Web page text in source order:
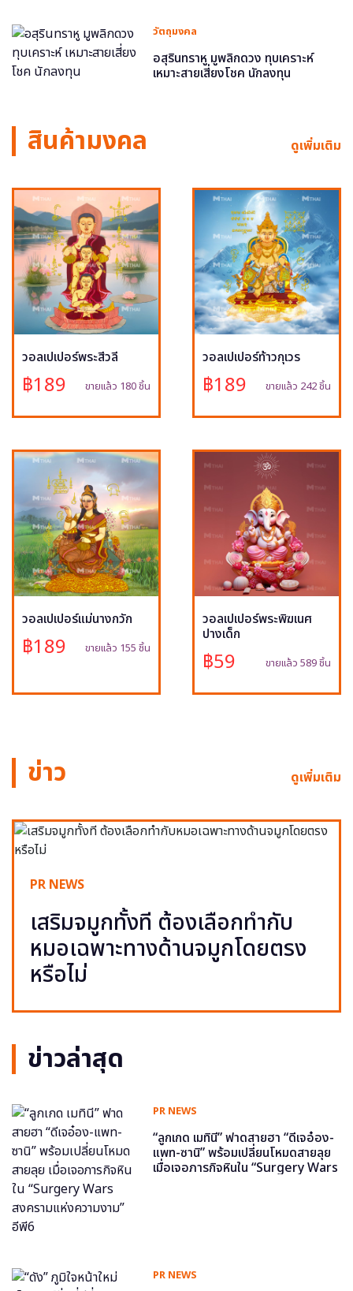
วัตถุมงคล
อสุรินทราหู มูพลิกดวง ทุบเคราะห์
เหมาะสายเสี่ยงโชค นักลงทุน
สินค้ามงคล ดูเพิ่มเติม
วอลเปเปอร์พระสีวลี
฿189 ขายแล้ว 180 ชิ้น
วอลเปเปอร์ท้าวกุเวร
฿189 ขายแล้ว 242 ชิ้น
วอลเปเปอร์แม่นางกวัก
฿189 ขายแล้ว 155 ชิ้น
วอลเปเปอร์พระพิฆเนศ
ปางเด็ก
฿59 ขายแล้ว 589 ชิ้น
ข่าว ดูเพิ่มเติม
PR NEWS
เสริมจมูกทั้งที ต้องเลือกทำกับ
หมอเฉพาะทางด้านจมูกโดยตรง
หรือไม่
ข่าวล่าสุด
PR NEWS
“ลูกเกด เมทินี” ฟาดสายฮา “ดีเจอ๋อง-
แพท-ซานิ” พร้อมเปลี่ยนโหมดสายลุย
เมื่อเจอภารกิจหินใน “Surgery Wars
PR NEWS